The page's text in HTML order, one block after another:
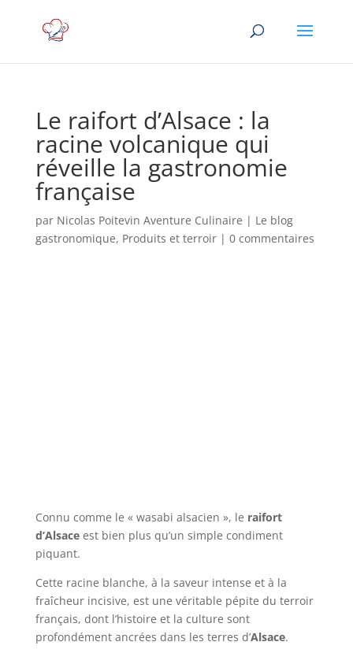
Le raifort d’Alsace : la
racine volcanique qui
réveille la gastronomie
française
par Nicolas Poitevin Aventure Culinaire | Le blog
gastronomique, Produits et terroir| 0 commentaires
Connu comme le « wasabi alsacien », le raifort
d’Alsaceest bien plus qu’un simple condiment
piquant.
Cette racine blanche, à la saveur intense et à la
fraîcheur incisive, est une véritable pépite du terroir
français, dont l’histoire et la culture sont
profondément ancrées dans les terres d’Alsace.